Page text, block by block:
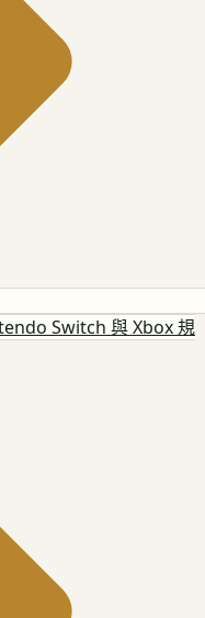
Switch 與 Xbox 規